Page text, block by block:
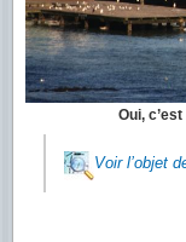
Oui,
Voir l’objet